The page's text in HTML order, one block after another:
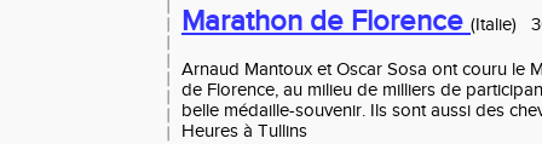
Marathon de Florence (Italie)
Arnaud Mantoux et Oscar Sosa ont couru le
de Florence, au milieu de milliers de
belle médaille-souvenir. Ils sont aussi des
Heures à Tullins